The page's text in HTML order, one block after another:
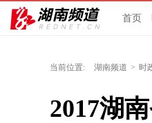
首页
当前位置: 湖南频道 > 时
2017湖